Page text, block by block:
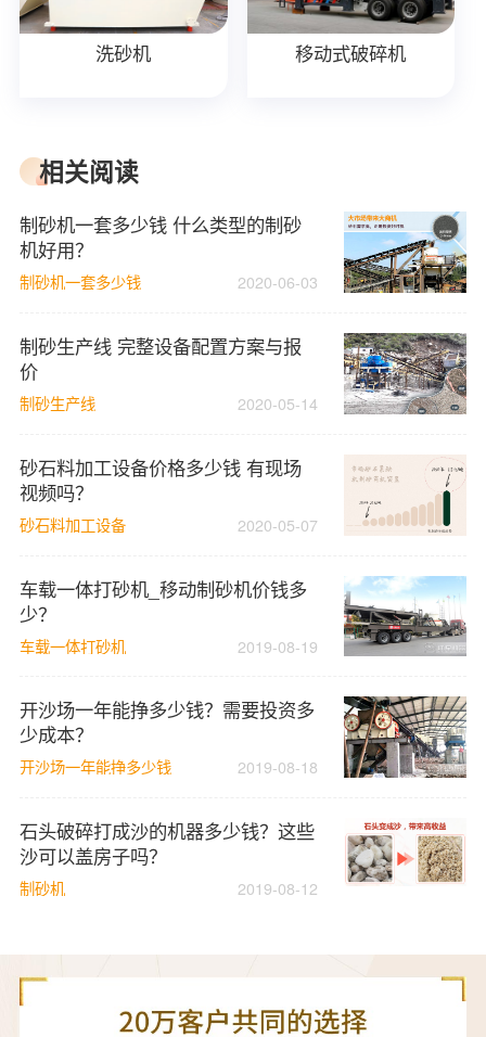
洗砂机 移动式破碎机
相关阅读
制砂机一套多少钱 什么类型的制砂
机好用？
制砂机一套多少钱 2020-06-03
制砂生产线 完整设备配置方案与报
价
制砂生产线 2020-05-14
砂石料加工设备价格多少钱 有现场
视频吗？
砂石料加工设备 2020-05-07
车载一体打砂机_移动制砂机价钱多
少？
车载一体打砂机 2019-08-19
开沙场一年能挣多少钱？需要投资多
少成本？
开沙场一年能挣多少钱 2019-08-18
石头破碎打成沙的机器多少钱？这些
沙可以盖房子吗？
制砂机 2019-08-12